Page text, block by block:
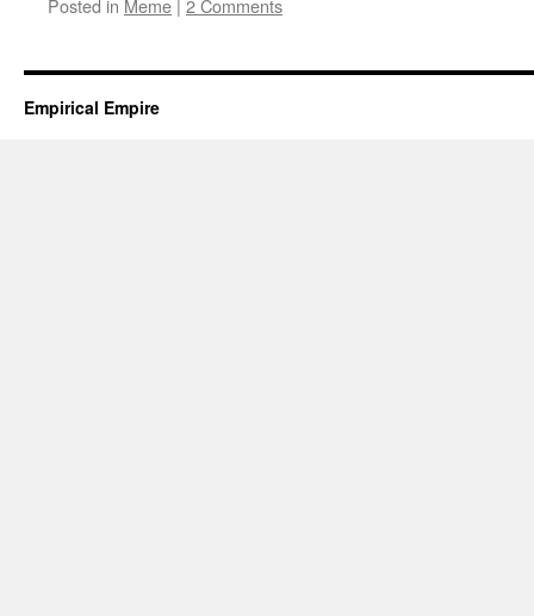
Posted in Meme 2 Comments
Empirical Empire